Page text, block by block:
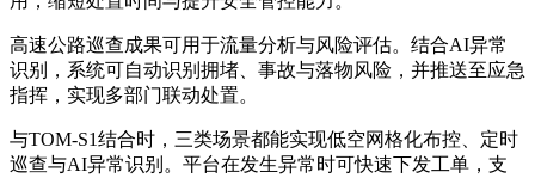
高速公路巡查成果可用于流量分析与风险评估。结合AI异常
识别，系统可自动识别拥堵、事故与落物风险，并推送至应急
指挥，实现多部门联动处置。
与TOM-S1结合时，三类场景都能实现低空网格化布控、定时
巡查与AI异常识别。平台在发生异常时可快速下发工单，支